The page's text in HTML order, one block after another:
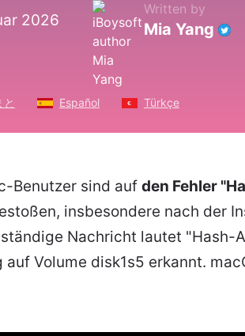
2026
Written by
Mia Yang
と Español Türkçe
Benutzer sind auf den Fehler
insbesondere nach der
Nachricht lautet "Hash-
auf Volume disk1s5 erkannt.